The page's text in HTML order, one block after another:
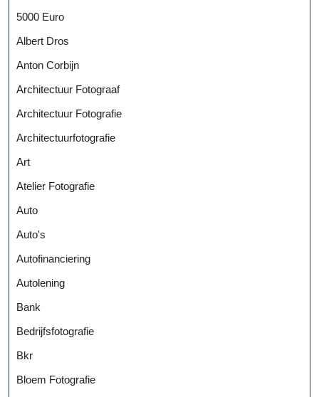
5000 Euro
Albert Dros
Anton Corbijn
Architectuur Fotograaf
Architectuur Fotografie
Architectuurfotografie
Art
Atelier Fotografie
Auto
Auto's
Autofinanciering
Autolening
Bank
Bedrijfsfotografie
Bkr
Bloem Fotografie